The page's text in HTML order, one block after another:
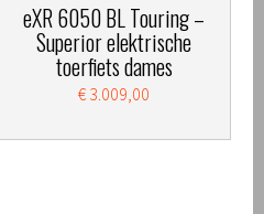
eXR 6050 BL Touring –
Superior elektrische
toerfiets dames
€ 3.009,00